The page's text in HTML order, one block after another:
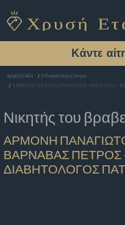
Κάντε
Αρχική Σελίδα Ενδοκρινολόγος Πατρα
ΑΡΜΟΝΗ ΠΑΝΑΓΙΩΤΟΠΟΥΛΟΥ ΑΘΑΝΑΣΙΑ -
Νικητής του
ΑΡΜΟΝΗ
ΒΑΡΝΑΒΑΣ ΠΕΤΡΟΣ
ΔΙΑΒΗΤΟΛΟΓΟΣ